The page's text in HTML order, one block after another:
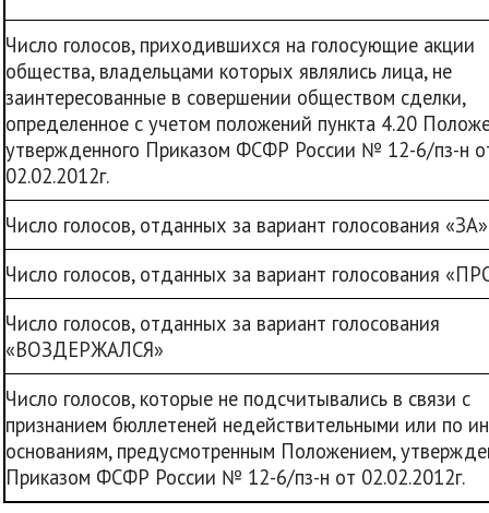
Число голосов, приходившихся на голосующие акции
общества, владельцами которых являлись лица, не
заинтересованные в совершении обществом сделки,
определенное с учетом положений пункта 4.20
утвержденного Приказом ФСФР России № 12-6/пз-н
02.02.2012г.
Число голосов, отданных за вариант голосования «ЗА»
Число голосов, отданных за вариант голосования
Число голосов, отданных за вариант голосования
«ВОЗДЕРЖАЛСЯ»
Число голосов, которые не подсчитывались в связи с
признанием бюллетеней недействительными или по
основаниям, предусмотренным Положением,
Приказом ФСФР России № 12-6/пз-н от 02.02.2012г.